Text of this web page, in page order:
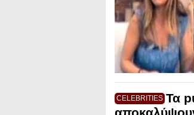
CELEBRITIES Τα